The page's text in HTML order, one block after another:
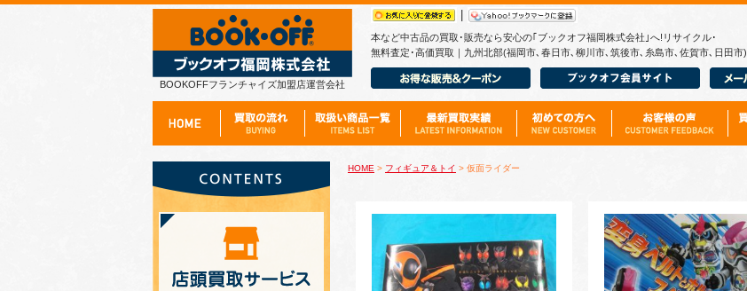
BOOKOFFフランチャイズ加盟店運営会社
本など中古品の買取･販売なら安心の｢ブックオフ福岡株式会社｣へ!リサイクル･
無料査定･高価買取｜九州北部(福岡市､春日市､柳川市､筑後市､糸島市､佐賀市､日田市)
HOME > フィギュア＆トイ > 仮面ライダー